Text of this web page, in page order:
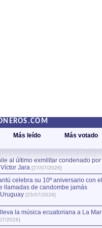
Más leído Más votado
al último exmilitar condenado por
Jara [27/07/2026]
celebra su 10º aniversario con el
llamadas de candombe jamás
[25/07/2026]
la música ecuatoriana a La Mar
2026]